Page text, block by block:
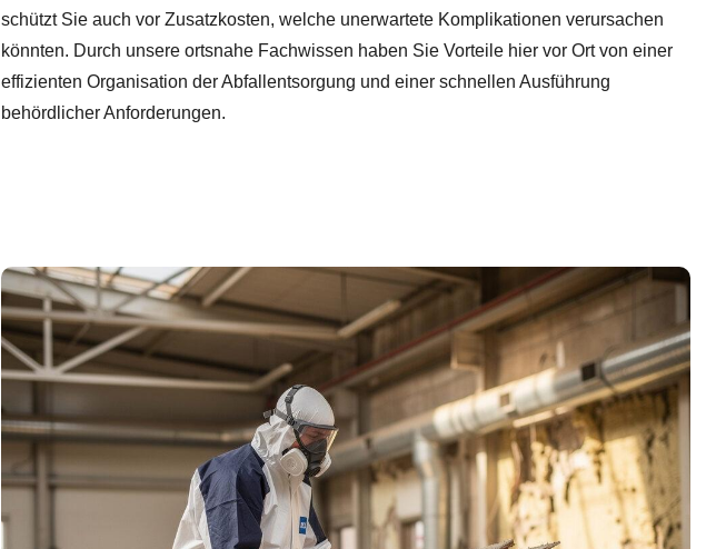
schützt Sie auch vor Zusatzkosten, welche unerwartete Komplikationen verursachen
könnten. Durch unsere ortsnahe Fachwissen haben Sie Vorteile hier vor Ort von einer
effizienten Organisation der Abfallentsorgung und einer schnellen Ausführung
behördlicher Anforderungen.